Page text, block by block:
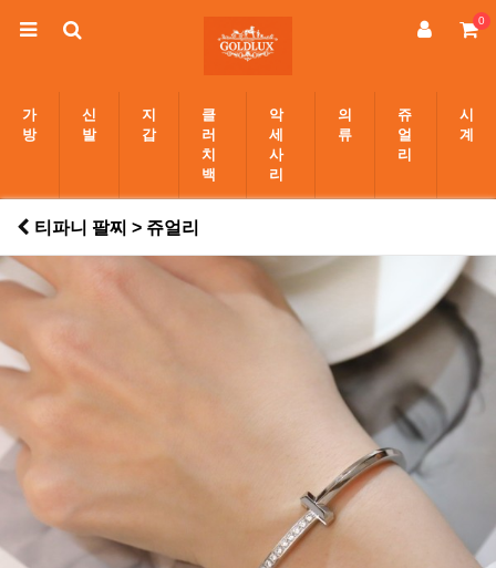
0
가
방
신
발
지
갑
클
러
치
백
악
세
사
리
의
류
쥬
얼
리
시
계
티파니 팔찌 > 쥬얼리